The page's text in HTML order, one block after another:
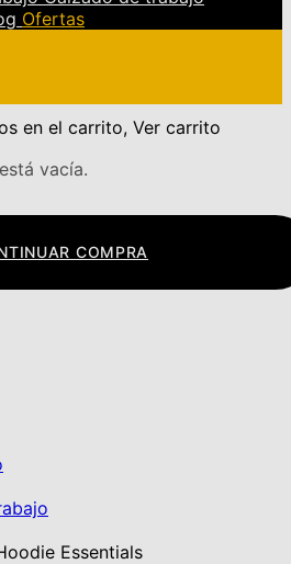
Ofertas
en el carrito, Ver carrito
vacía.
COMPRA
Essentials